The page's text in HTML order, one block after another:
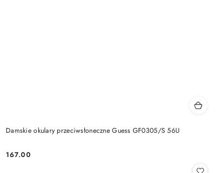
Damskie okulary przeciwsłoneczne Guess GF0305/S 56U
Cena:
167.00